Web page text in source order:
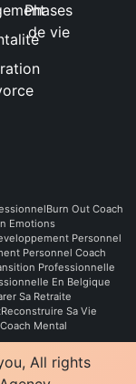
Phases
de vie
Burn Out Coach
Emotions
Personnel
Personnel Coach
Professionnelle
En Belgique
Sa Retraite
Reconstruire Sa Vie
Coach Mental
All rights